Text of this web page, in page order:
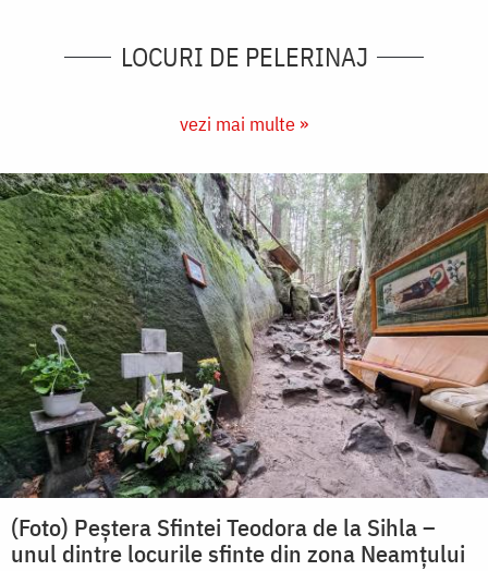
LOCURI DE PELERINAJ
vezi mai multe »
(Foto) Peștera Sfintei Teodora de la Sihla –
unul dintre locurile sfinte din zona Neamțului